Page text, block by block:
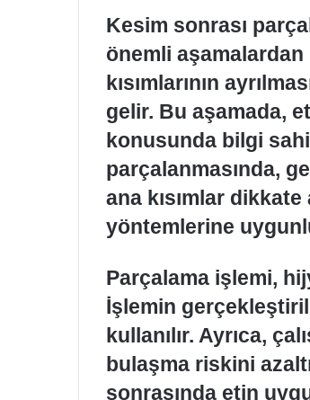
Kesim sonrası
önemli
kısımlarının
gelir. Bu aşamada,
konusunda bilgi
parçalanmasında,
ana kısımlar dikkate
yöntemlerine
Parçalama işlemi,
İşlemin
kullanılır. Ayrıca,
bulaşma riskini
sonrasında etin